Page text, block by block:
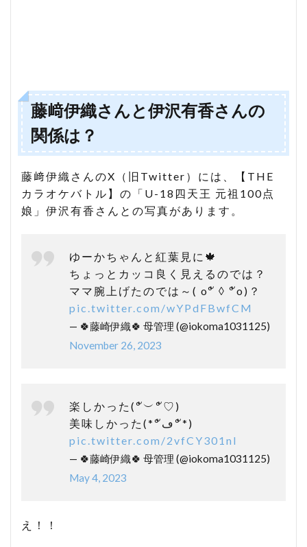
藤﨑伊織さんと伊沢有香さんの
関係は？
藤﨑伊織さんのX（旧Twitter）には、【THE
カラオケバトル】の「U-18四天王 元祖100点
娘」伊沢有香さんとの写真があります。
ゆーかちゃんと紅葉見に🍁
ちょっとカッコ良く見えるのでは？
ママ腕上げたのでは～( oºั ◊ ºัo)？
pic.twitter.com/wYPdFBwfCM
— 🍀藤崎伊織🍀 母管理 (@iokoma1031125)
November 26, 2023
楽しかった(ºั︶ºั♡)
美味しかった(*ºัڡºั*)
pic.twitter.com/2vfCY301nl
— 🍀藤崎伊織🍀 母管理 (@iokoma1031125)
May 4, 2023
え！！